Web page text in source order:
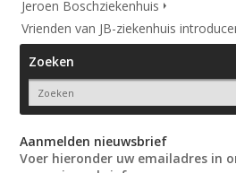
Jeroen Boschziekenhuis
Vrienden van JB-ziekenhuis
Zoeken
Aanmelden nieuwsbrief
Voer hieronder uw emailadres in